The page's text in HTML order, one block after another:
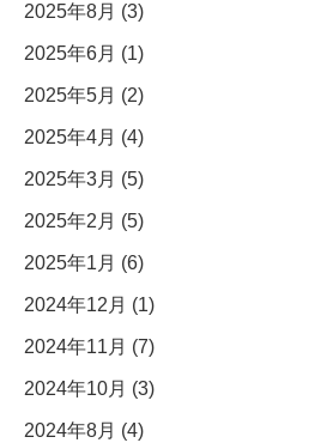
2025年8月 (3)
2025年6月 (1)
2025年5月 (2)
2025年4月 (4)
2025年3月 (5)
2025年2月 (5)
2025年1月 (6)
2024年12月 (1)
2024年11月 (7)
2024年10月 (3)
2024年8月 (4)